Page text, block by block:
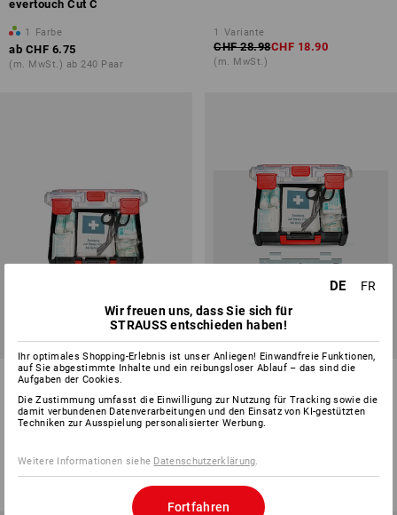
evertouch Cut C
1 Farbe
ab CHF 6.75
(m. MwSt.) ab 240 Paar
1 Variante
CHF 28.98CHF 18.90
(m. MwSt.)
STRAUSSbox small
13157
(m. MwSt.) ab 6 Stück
SETPREIS -23%
STRAUSSbox
13157+Halter
(m. MwSt.)
DE
FR
Wir freuen uns, dass Sie sich für
STRAUSS entschieden haben!
Ihr optimales Shopping-Erlebnis ist unser Anliegen! Einwandfreie Funktionen,
auf Sie abgestimmte Inhalte und ein reibungsloser Ablauf – das sind die
Aufgaben der Cookies.
Die Zustimmung umfasst die Einwilligung zur Nutzung für Tracking sowie die
damit verbundenen Datenverarbeitungen und den Einsatz von KI-gestützten
Techniken zur Ausspielung personalisierter Werbung.
Weitere Informationen siehe Datenschutzerklärung.
Fortfahren